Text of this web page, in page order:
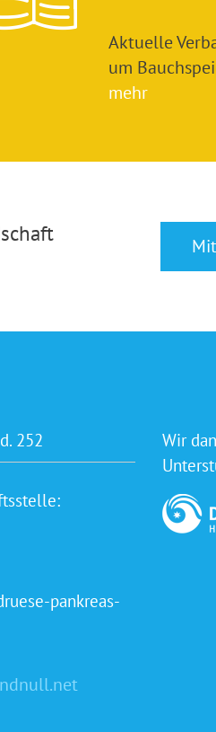
Aktuelle
um
mehr
252
pankreas-
Wir